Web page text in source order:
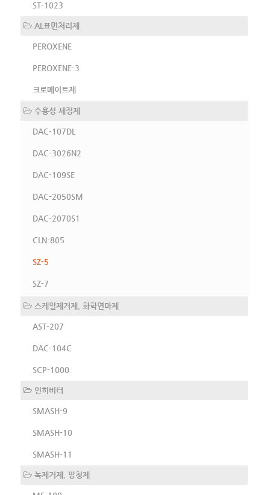
ST-1023
AL표면처리제
PEROXENE
PEROXENE-3
크로메이트제
수용성 세정제
DAC-107DL
DAC-3026N2
DAC-109SE
DAC-2050SM
DAC-2070S1
CLN-805
SZ-5
SZ-7
스케일제거제, 화학연마제
AST-207
DAC-104C
SCP-1000
인히비터
SMASH-9
SMASH-10
SMASH-11
녹제거제, 방청제